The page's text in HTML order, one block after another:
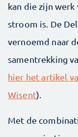
kan die zijn
stroom is. De
vernoemd naar
samentrekking
hier het artikel
Wisent).
Met de